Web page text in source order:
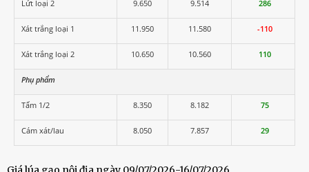
Lứt loại 2 9.650 9.514 286
Xát trắng loại 1 11.950 11.580 -110
Xát trắng loại 2 10.650 10.560 110
Phụ phẩm
Tấm 1/2 8.350 8.182 75
Cám xát/lau 8.050 7.857 29